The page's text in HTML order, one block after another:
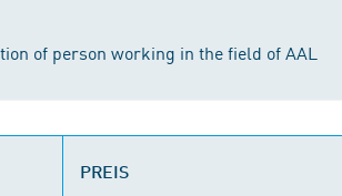
of person working in the field of AAL
PREIS